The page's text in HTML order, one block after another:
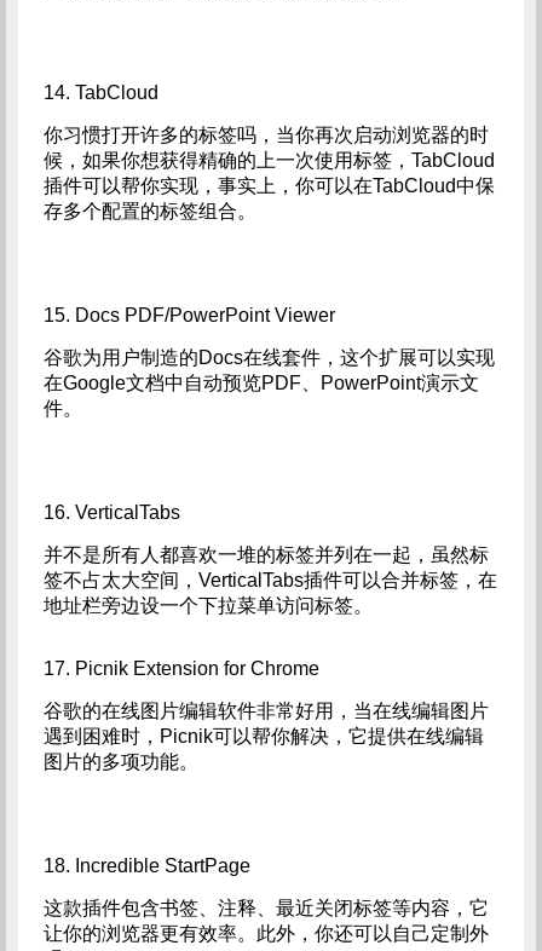
14. TabCloud
你习惯打开许多的标签吗，当你再次启动浏览器的时
候，如果你想获得精确的上一次使用标签，TabCloud
插件可以帮你实现，事实上，你可以在TabCloud中保
存多个配置的标签组合。
15. Docs PDF/PowerPoint Viewer
谷歌为用户制造的Docs在线套件，这个扩展可以实现
在Google文档中自动预览PDF、PowerPoint演示文
件。
16. VerticalTabs
并不是所有人都喜欢一堆的标签并列在一起，虽然标
签不占太大空间，VerticalTabs插件可以合并标签，在
地址栏旁边设一个下拉菜单访问标签。
17. Picnik Extension for Chrome
谷歌的在线图片编辑软件非常好用，当在线编辑图片
遇到困难时，Picnik可以帮你解决，它提供在线编辑
图片的多项功能。
18. Incredible StartPage
这款插件包含书签、注释、最近关闭标签等内容，它
让你的浏览器更有效率。此外，你还可以自己定制外